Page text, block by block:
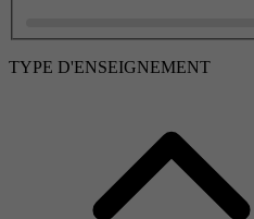
TYPE D'ENSEIGNEMENT